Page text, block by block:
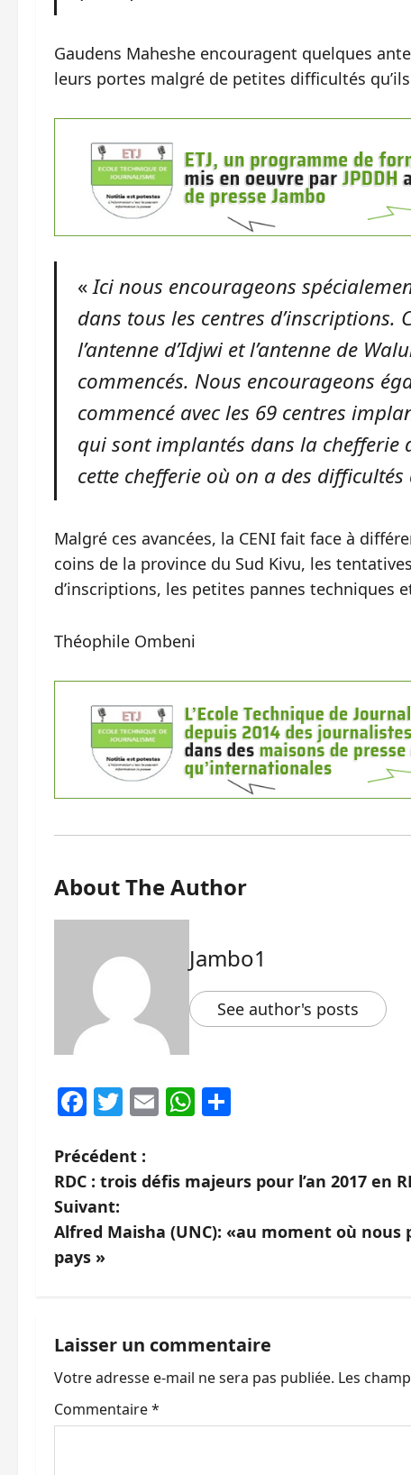
Gaudens Maheshe encouragent quelques
leurs portes malgré de petites difficultés
«Ici nous encourageons
dans tous les centres d’inscriptions.
l’antenne d’Idjwi et l’antenne de
commencés. Nous encourageons
commencé avec les 69 centres
qui sont implantés dans la chefferie
cette chefferie où on a des difficultés
Malgré ces avancées, la CENI fait face à
coins de la province du Sud Kivu, les
d’inscriptions, les petites pannes techniques
Théophile Ombeni
About The Author
Jambo1
See author's posts
Facebook
Twitter
EmailWhatsApp
N
a
v
i
a
t
i
Précédent :
RDC : trois défis majeurs pour l’an 2017 en
Suivant:
Alfred Maisha (UNC): «au moment où
pays »
Laisser un commentaire
Votre adresse e-mail ne sera pas publiée. Les
Commentaire*